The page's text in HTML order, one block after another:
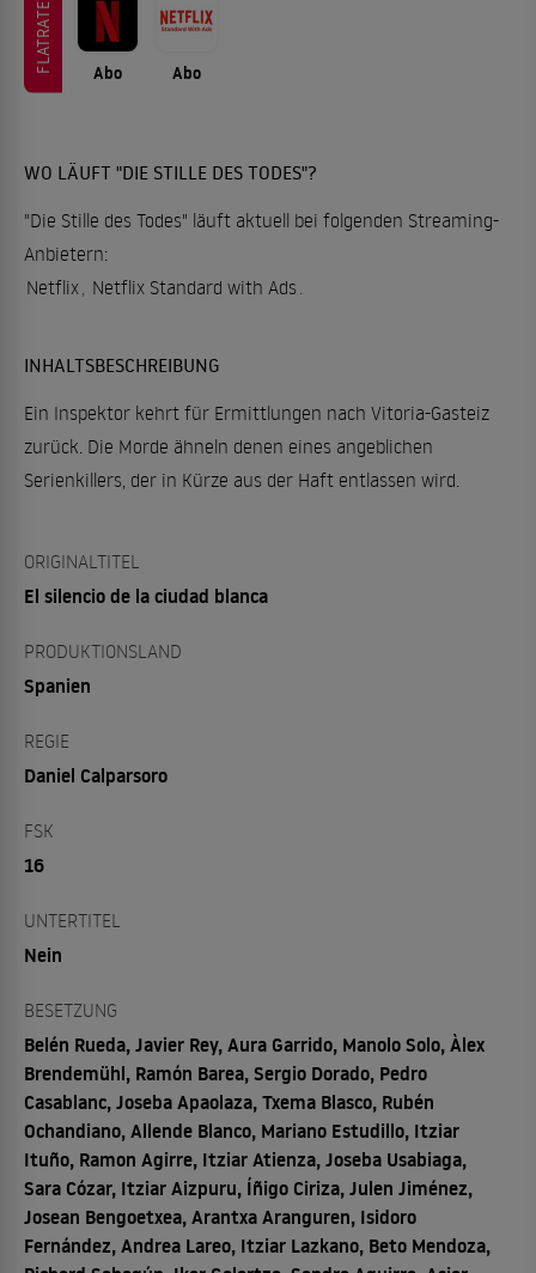
FLATRATE Abo Abo
WO LÄUFT "DIE STILLE DES TODES"?
"Die Stille des Todes" läuft aktuell bei folgenden Streaming-
Anbietern:
Netflix Netflix Standard with Ads
INHALTSBESCHREIBUNG
Ein Inspektor kehrt für Ermittlungen nach Vitoria-Gasteiz
zurück. Die Morde ähneln denen eines angeblichen
Serienkillers, der in Kürze aus der Haft entlassen wird.
ORIGINALTITEL
El silencio de la ciudad blanca
PRODUKTIONSLAND
Spanien
REGIE
Daniel Calparsoro
FSK
16
UNTERTITEL
Nein
BESETZUNG
Belén Rueda, Javier Rey, Aura Garrido, Manolo Solo, Àlex
Brendemühl, Ramón Barea, Sergio Dorado, Pedro
Casablanc, Joseba Apaolaza, Txema Blasco, Rubén
Ochandiano, Allende Blanco, Mariano Estudillo, Itziar
Ituño, Ramon Agirre, Itziar Atienza, Joseba Usabiaga,
Sara Cózar, Itziar Aizpuru, Íñigo Ciriza, Julen Jiménez,
Josean Bengoetxea, Arantxa Aranguren, Isidoro
Fernández, Andrea Lareo, Itziar Lazkano, Beto Mendoza,